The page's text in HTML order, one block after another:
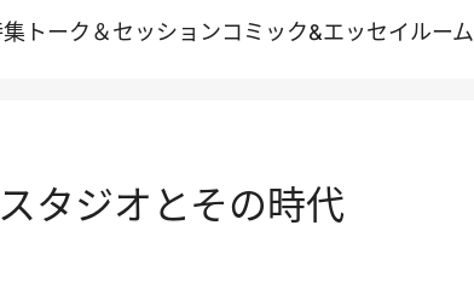
トーク＆セッションコミック&エッセイルーム
タジオとその時代